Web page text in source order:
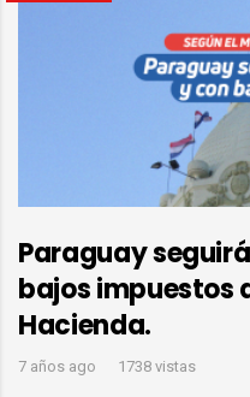
Paraguay
bajos impuestos
Hacienda.
7 años ago 1738 vistas